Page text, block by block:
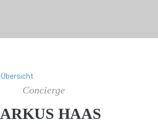
Concierge
HAAS